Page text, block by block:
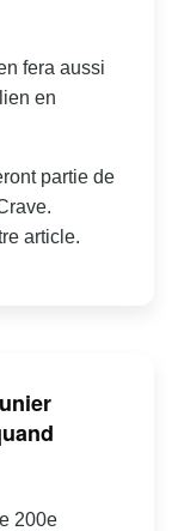
fera aussi
en
partie de
article.
200e